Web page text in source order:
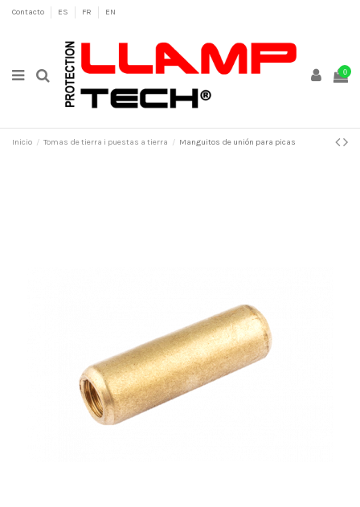
Contacto ES FR EN
0
Inicio Tomas de tierra i puestas a tierra Manguitos de unión para picas